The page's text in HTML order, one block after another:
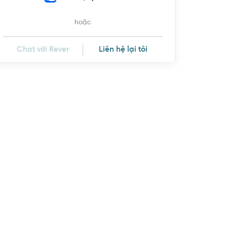
hoặc
Chat với Rever Liên hệ lại tôi